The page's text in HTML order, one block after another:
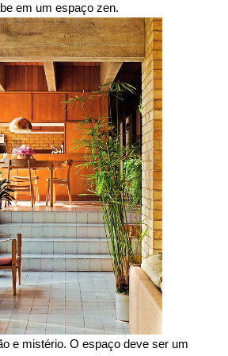
em um espaço zen.
e mistério. O espaço deve ser um